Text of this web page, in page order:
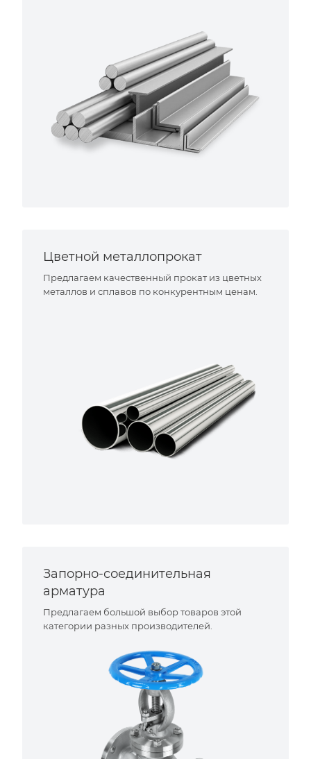
Цветной металлопрокат
Предлагаем качественный прокат из цветных
металлов и сплавов по конкурентным ценам.
Запорно-соединительная
арматура
Предлагаем большой выбор товаров этой
категории разных производителей.